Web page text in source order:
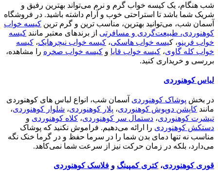
شب هنگام، یک کیسه خواب گرم و نرم می‌تواند بهترین رفیق و
شریک شما باشد تا استراحتی خوب و آرام داشته باشید. در فروشگاه
آسمان شب، می‌توانید بهترین، مناسب ترین و گرم ترین کیسه خواب
کوهنوردی، طبیعت‌گردی و مسافرتی از برندهای معتبر مانند کیسه
خواب فرینو، کیسه خواب هاسکی، کیسه خواب نیچرهایک، کیسه
خواب کله گاوی، کیسه خواب قایا و کیسه خواب صخره را مشاهده،
بررسی و خریداری کنید.
لباس کوهنوردی
در بخش پوشاک کوهنوردی آسمان شب، انواع لباس های کوهنوردی
مانند کاپشن دوپوش کوهنوردی، پلار کوهنوردی، شلوار کوهنوردی،
تیشرت کوهنوردی، دستمال سر کوهنوردی، کلاه کوهنوردی و
دستکش کوهنوردی را ارائه می‌دهیم. فراموش نکنید که پوشاک
مناسب نه تنها دمای بدن شما را در سرما حفظ و در گرما خنک نگه
می‌دارد، بلکه در زمان حرکت نیز از سرعت شما نمی‌کاهد.
قوری کوهنوردی، کتری کمپینگ و فلاسک کوهنوردی